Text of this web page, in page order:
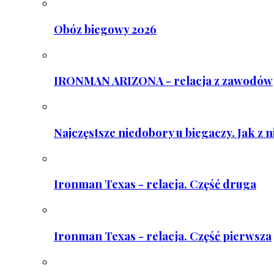
Obóz biegowy 2026
IRONMAN ARIZONA - relacja z zawodów
Najczęstsze niedobory u biegaczy. Jak z
Ironman Texas - relacja. Część druga
Ironman Texas - relacja. Część pierwsza